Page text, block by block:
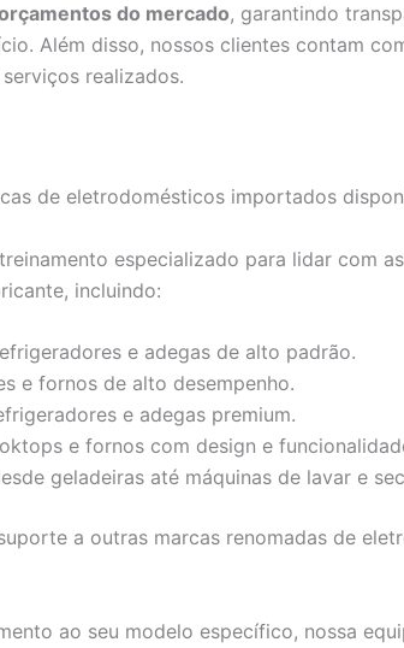
do mercado, garantindo
Além disso, nossos clientes contam
realizados.
de eletrodomésticos importados
especializado para lidar com
incluindo:
e adegas de alto padrão.
e fornos de alto desempenho.
e adegas premium.
e fornos com design e
geladeiras até máquinas de lavar e
a outras marcas renomadas de
ao seu modelo específico, nossa